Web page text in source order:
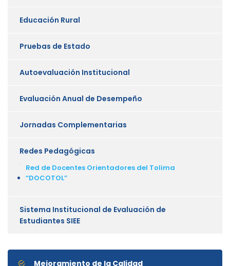
Educación Rural
Pruebas de Estado
Autoevaluación Institucional
Evaluación Anual de Desempeño
Jornadas Complementarias
Redes Pedagógicas
Red de Docentes Orientadores del Tolima
“DOCOTOL”
Sistema Institucional de Evaluación de
Estudiantes SIEE
Mejoramiento de la Calidad